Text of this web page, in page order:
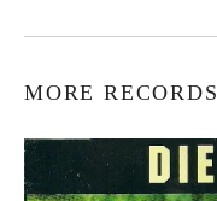
MORE RECORDS